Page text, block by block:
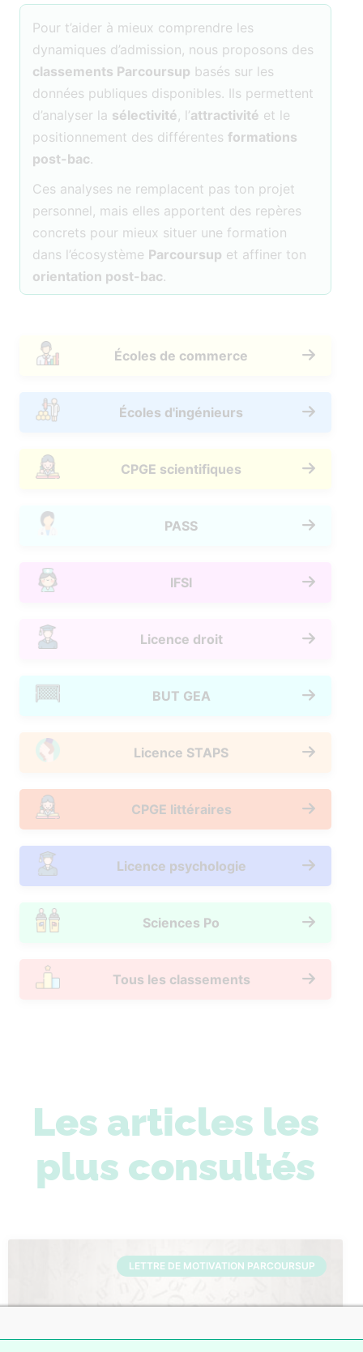
Pour t’aider à mieux comprendre les
dynamiques d’admission, nous proposons des
classements Parcoursup basés sur les
données publiques disponibles. Ils permettent
d’analyser la sélectivité, l’attractivité et le
positionnement des différentes formations
post-bac.
Ces analyses ne remplacent pas ton projet
personnel, mais elles apportent des repères
concrets pour mieux situer une formation
dans l’écosystème Parcoursup et affiner ton
orientation post-bac.
Écoles de commerce
Écoles d'ingénieurs
CPGE scientifiques
PASS
IFSI
Licence droit
BUT GEA
Licence STAPS
CPGE littéraires
Licence psychologie
Sciences Po
Tous les classements
Les articles les
plus consultés
LETTRE DE MOTIVATION PARCOURSUP